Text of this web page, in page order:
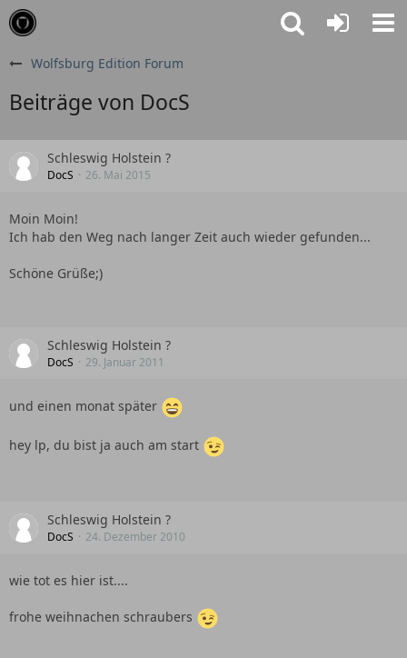
Wolfsburg Edition Forum
Beiträge von DocS
Schleswig Holstein ?
DocS 26. Mai 2015
Moin Moin!
Ich hab den Weg nach langer Zeit auch wieder gefunden...
Schöne Grüße;)
Schleswig Holstein ?
DocS 29. Januar 2011
und einen monat später
hey lp, du bist ja auch am start
Schleswig Holstein ?
DocS 24. Dezember 2010
wie tot es hier ist....
frohe weihnachen schraubers